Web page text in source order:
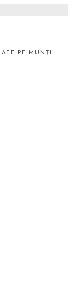
PE MUNȚI